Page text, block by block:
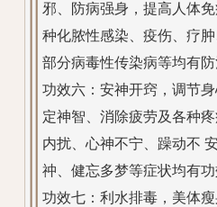
邪、防病强身，提高人体
种化脓性感染、疫伤、疗肿
部分病毒性传染病等均有防
功效六：安神开窍，调节
定神智、消除疲劳及各种
内扰、心神不宁、躁动不
祌、健忘多梦等症状均有功
功效七：利水排毒，美体